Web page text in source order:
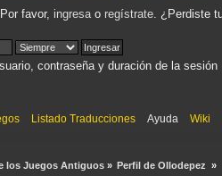
favor, ingresao regístrate. ¿Perdiste
contraseña y duración de la sesión
Listado Traducciones Ayuda Wiki
los Juegos Antiguos» Perfil de Ollodepez »